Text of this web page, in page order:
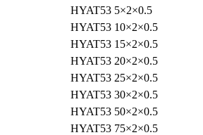
HYAT53 5×2×0.5
HYAT53 10×2×0.5
HYAT53 15×2×0.5
HYAT53 20×2×0.5
HYAT53 25×2×0.5
HYAT53 30×2×0.5
HYAT53 50×2×0.5
HYAT53 75×2×0.5